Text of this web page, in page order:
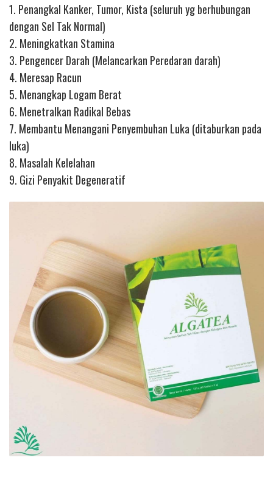
1. Penangkal Kanker, Tumor, Kista (seluruh yg berhubungan
dengan Sel Tak Normal)
2. Meningkatkan Stamina
3. Pengencer Darah (Melancarkan Peredaran darah)
4. Meresap Racun
5. Menangkap Logam Berat
6. Menetralkan Radikal Bebas
7. Membantu Menangani Penyembuhan Luka (ditaburkan pada
luka)
8. Masalah Kelelahan
9. Gizi Penyakit Degeneratif